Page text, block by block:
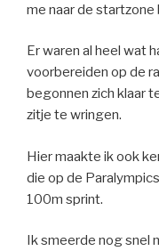
me naar de startzone
Er waren al heel wat
voorbereiden op de
begonnen zich klaar
zitje te wringen.
Hier maakte ik ook
die op de
100m sprint.
Ik smeerde nog snel